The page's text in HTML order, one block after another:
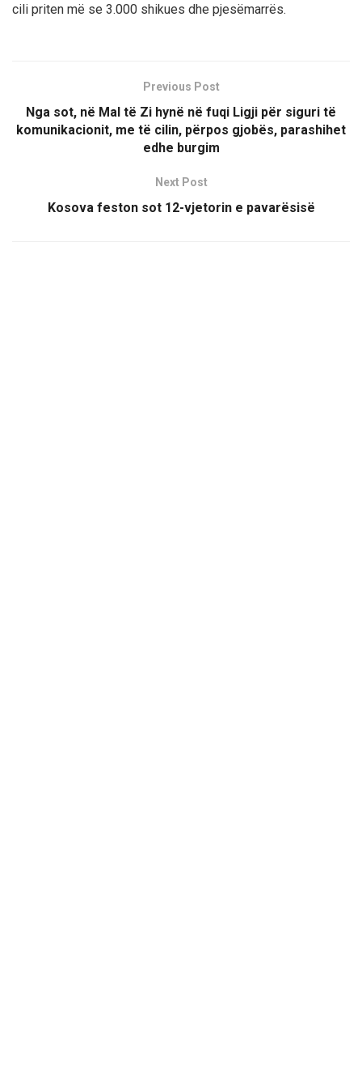
cili priten më se 3.000 shikues dhe pjesëmarrës.
Previous Post
Nga sot, në Mal të Zi hynë në fuqi Ligji për siguri të
komunikacionit, me të cilin, përpos gjobës, parashihet
edhe burgim
Next Post
Kosova feston sot 12-vjetorin e pavarësisë